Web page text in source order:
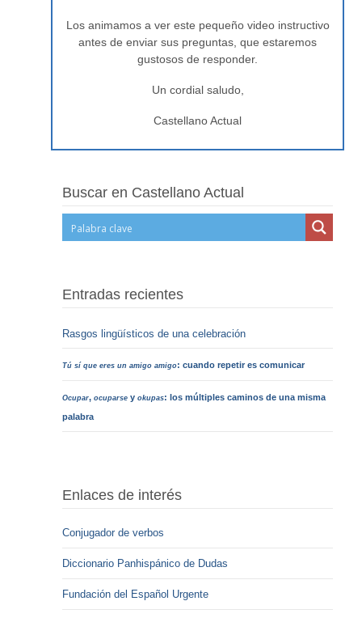
Los animamos a ver este pequeño video instructivo
antes de enviar sus preguntas, que estaremos
gustosos de responder.
Un cordial saludo,
Castellano Actual
Buscar en Castellano Actual
Entradas recientes
Rasgos lingüísticos de una celebración
Tú sí que eres un amigo amigo: cuando repetir es comunicar
Ocupar,ocuparse yokupas: los múltiples caminos de una misma
palabra
Enlaces de interés
Conjugador de verbos
Diccionario Panhispánico de Dudas
Fundación del Español Urgente